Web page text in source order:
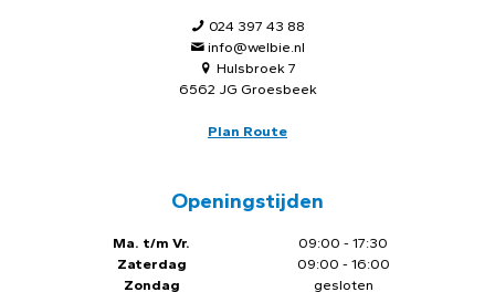
024 397 43 88
info@welbie.nl
Hulsbroek 7
6562 JG Groesbeek
Plan Route
Openingstijden
Ma. t/m Vr.
Zaterdag
Zondag
09:00 - 17:30
09:00 - 16:00
gesloten